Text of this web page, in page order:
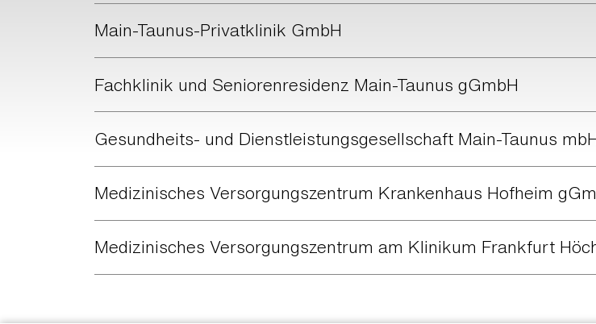
Main-Taunus-Privatklinik GmbH
Fachklinik und Seniorenresidenz Main-Taunus gGmbH
Gesundheits- und Dienstleistungsgesellschaft Main-Taunus mbH
Medizinisches Versorgungszentrum Krankenhaus Hofheim
Medizinisches Versorgungszentrum am Klinikum Frankfurt